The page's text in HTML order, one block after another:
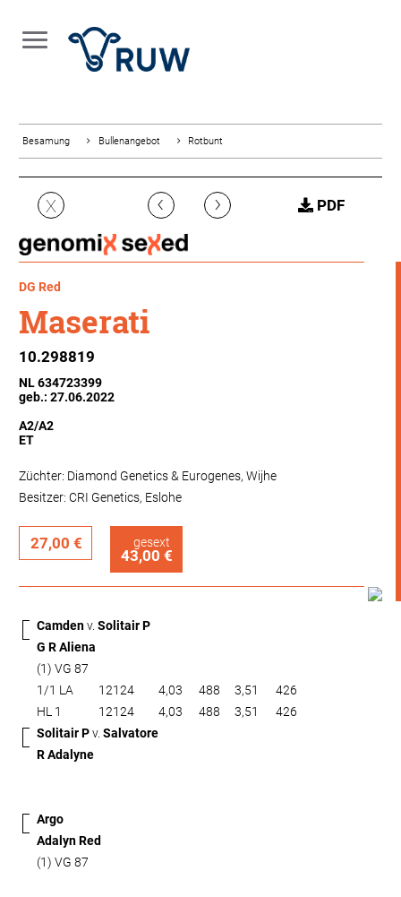
Besamung Bullenangebot Rotbunt
X ‹ › PDF
DG Red
Maserati
10.298819
NL 634723399
geb.: 27.06.2022
A2/A2
ET
Züchter: Diamond Genetics & Eurogenes, Wijhe
Besitzer: CRI Genetics, Eslohe
27,00 € gesext
43,00 €
Camdenv. Solitair P
G R Aliena
(1) VG 87
1/1 LA
12124 4,03 488 3,51
426
HL 1
12124 4,03 488 3,51
426
Solitair Pv. Salvatore
R Adalyne
Argo
Adalyn Red
(1) VG 87